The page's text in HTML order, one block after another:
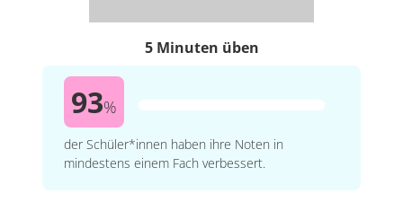
5 Minuten üben
93%
der Schüler*innen haben ihre Noten in
mindestens einem Fach verbessert.